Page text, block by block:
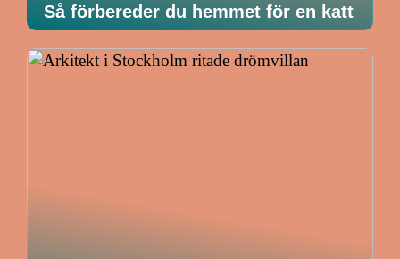
Så förbereder du hemmet för en katt